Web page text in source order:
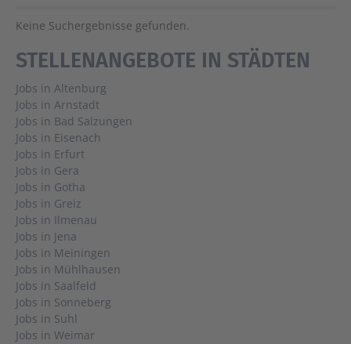
Keine Suchergebnisse gefunden.
STELLENANGEBOTE IN STÄDTEN
Jobs in Altenburg
Jobs in Arnstadt
Jobs in Bad Salzungen
Jobs in Eisenach
Jobs in Erfurt
Jobs in Gera
Jobs in Gotha
Jobs in Greiz
Jobs in Ilmenau
Jobs in Jena
Jobs in Meiningen
Jobs in Mühlhausen
Jobs in Saalfeld
Jobs in Sonneberg
Jobs in Suhl
Jobs in Weimar